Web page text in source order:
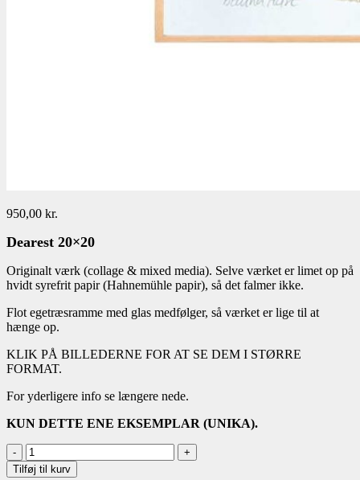
950,00 kr.
Dearest 20×20
Originalt værk (collage & mixed media). Selve værket er limet op på
hvidt syrefrit papir (Hahnemühle papir), så det falmer ikke.
Flot egetræsramme med glas medfølger, så værket er lige til at
hænge op.
KLIK PÅ BILLEDERNE FOR AT SE DEM I STØRRE
FORMAT.
For yderligere info se længere nede.
KUN DETTE ENE EKSEMPLAR (UNIKA).
Dearest
-
Tilføj til kurv